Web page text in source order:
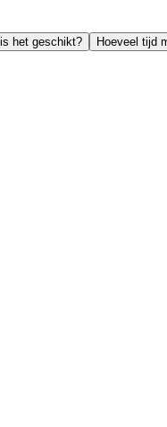
het geschikt? Hoeveel tijd